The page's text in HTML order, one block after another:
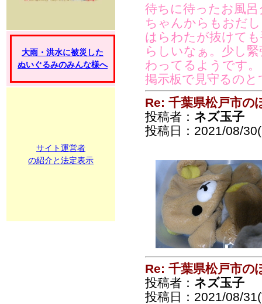
大雨・洪水に被災した
ぬいぐるみのみんな様へ
サイト運営者
の紹介と法定表示
待ちに待ったお風
ちゃんからもおだ
はらわたが抜けて
らしいなぁ。少し
わってるようです。
掲示板で見守るの
Re: 千葉県松戸市の
投稿者： ネズ玉子
投稿日：2021/08/
Re: 千葉県松戸市の
投稿者： ネズ玉子
投稿日：2021/08/